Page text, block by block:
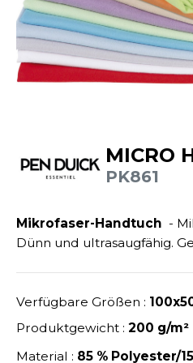
BLUSEN
PRODUKTE
YOUR BRAND
SI ON L'APPELAIT FRANCIS
BY PROMODORO
HALES
VERANTWORTLICH
NACHHALTIGE ARTIKEL
SALE
MICRO
PK861
Mikrofaser-Handtuch -
Dünn und ultrasaugfähig.
Verfügbare Größen :
Produktgewicht : 200 g/m²
Material : 85 % Polyester/